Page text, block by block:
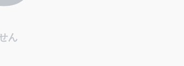
ん